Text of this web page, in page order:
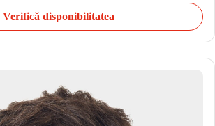
Verifică disponibilitatea